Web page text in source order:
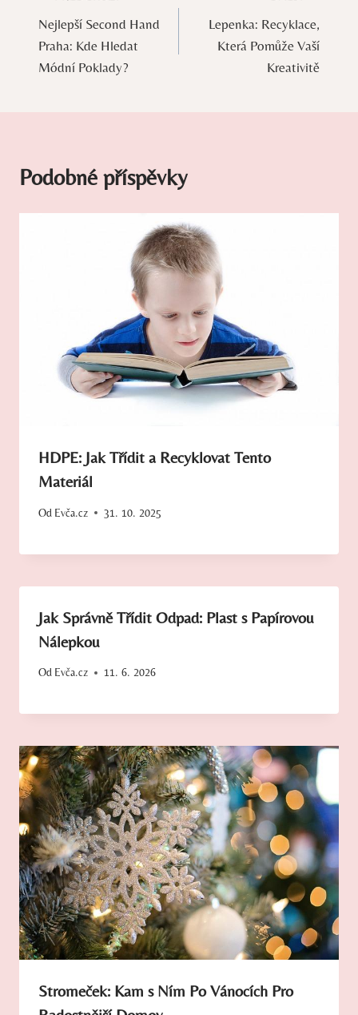
pro
příspěvek
Nejlepší Second Hand
Praha: Kde Hledat
Módní Poklady?
Lepenka: Recyklace,
Která Pomůže Vaší
Kreativitě
Podobné příspěvky
HDPE: Jak Třídit a Recyklovat Tento
Materiál
Od Evča.cz 31. 10. 2025
Jak Správně Třídit Odpad: Plast s Papírovou
Nálepkou
Od Evča.cz 11. 6. 2026
Stromeček: Kam s Ním Po Vánocích Pro